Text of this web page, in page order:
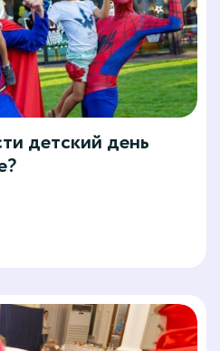
детский день